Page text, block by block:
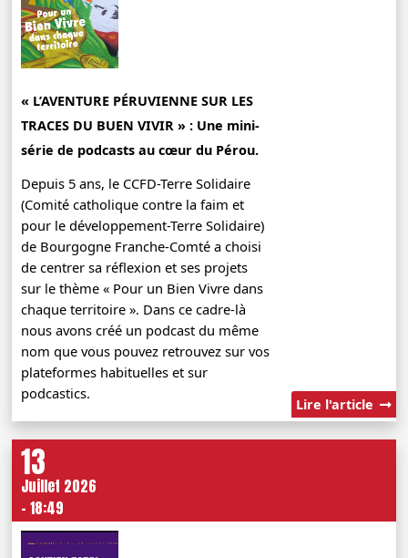
« L’AVENTURE PÉRUVIENNE SUR LES
TRACES DU BUEN VIVIR » : Une mini-
série de podcasts au cœur du Pérou.
Depuis 5 ans, le CCFD-Terre Solidaire
(Comité catholique contre la faim et
pour le développement-Terre Solidaire)
de Bourgogne Franche-Comté a choisi
de centrer sa réflexion et ses projets
sur le thème « Pour un Bien Vivre dans
chaque territoire ». Dans ce cadre-là
nous avons créé un podcast du même
nom que vous pouvez retrouvez sur vos
plateformes habituelles et sur
podcastics.
Lire l'article
13
Juillet 2026
- 18:49